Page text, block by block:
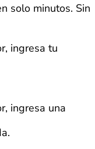
solo minutos. Sin
ingresa tu
ingresa una